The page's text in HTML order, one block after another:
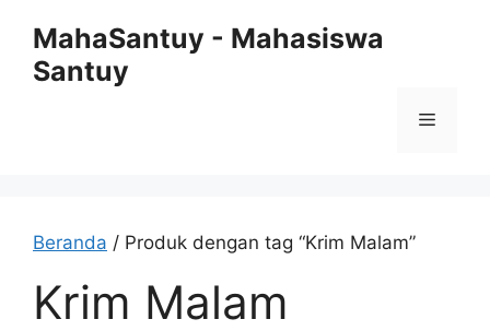
MahaSantuy - Mahasiswa
Santuy
Menu
Beranda / Produk dengan tag “Krim Malam”
Krim Malam